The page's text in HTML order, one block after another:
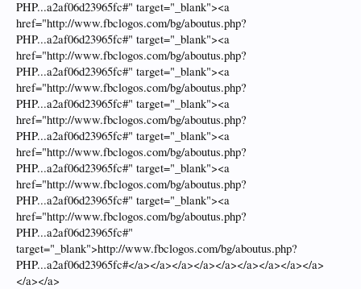
PHP...a2af06d23965fc#" target="_blank"><a
href="http://www.fbclogos.com/bg/aboutus.php?
PHP...a2af06d23965fc#" target="_blank"><a
href="http://www.fbclogos.com/bg/aboutus.php?
PHP...a2af06d23965fc#" target="_blank"><a
href="http://www.fbclogos.com/bg/aboutus.php?
PHP...a2af06d23965fc#" target="_blank"><a
href="http://www.fbclogos.com/bg/aboutus.php?
PHP...a2af06d23965fc#" target="_blank"><a
href="http://www.fbclogos.com/bg/aboutus.php?
PHP...a2af06d23965fc#" target="_blank"><a
href="http://www.fbclogos.com/bg/aboutus.php?
PHP...a2af06d23965fc#" target="_blank"><a
href="http://www.fbclogos.com/bg/aboutus.php?
PHP...a2af06d23965fc#"
target="_blank">http://www.fbclogos.com/bg/aboutus.php?
PHP...a2af06d23965fc#</a></a></a></a></a></a></a></a></a>
</a></a>